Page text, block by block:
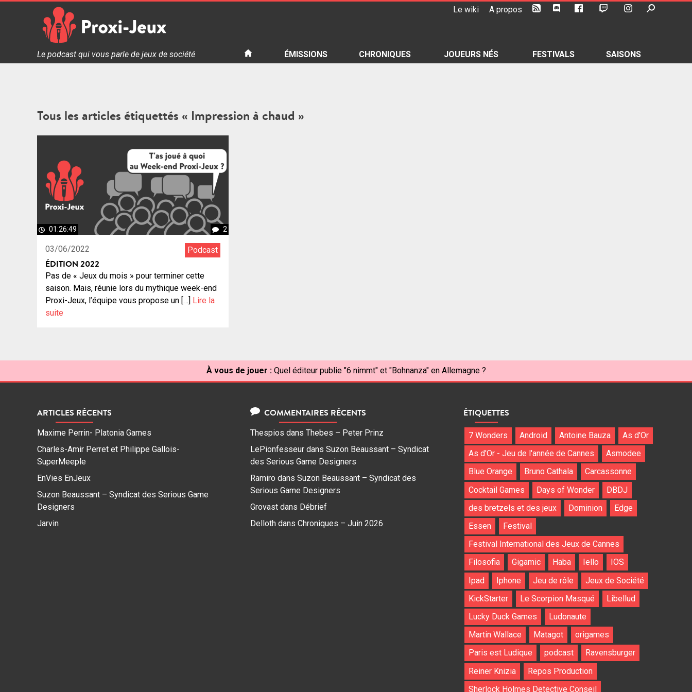
Le wiki A propos
Proxi Jeux - Le podcast qui vous parle de jeux de société
Le podcast qui vous parle de jeux de société ÉMISSIONS CHRONIQUES JOUEURS NÉS FESTIVALS SAISONS
Tous les articles étiquettés « Impression à chaud »
01:26:49 2
03/06/2022 Podcast
ÉDITION 2022
Pas de « Jeux du mois » pour terminer cette
saison. Mais, réunie lors du mythique week-end
Proxi-Jeux, l’équipe vous propose un […]
Lire la
suite
À vous de jouer : Quel éditeur publie "6 nimmt" et "Bohnanza" en Allemagne ?
ARTICLES RÉCENTS
Maxime Perrin- Platonia Games
Charles-Amir Perret et Philippe Gallois-
SuperMeeple
EnVies EnJeux
Suzon Beaussant – Syndicat des Serious Game
Designers
Jarvin
COMMENTAIRES RÉCENTS
Thespios dans Thebes – Peter Prinz
LePionfesseur dans Suzon Beaussant – Syndicat
des Serious Game Designers
Ramiro dans Suzon Beaussant – Syndicat des
Serious Game Designers
Grovast dans Débrief
Delloth dans Chroniques – Juin 2026
ÉTIQUETTES
7 Wonders Android Antoine Bauza
As d'Or
As d'Or - Jeu de l'année de Cannes
Asmodee
Blue Orange
Bruno Cathala
Carcassonne
Cocktail Games
Days of Wonder
DBDJ
des bretzels et des jeux
Dominion
Edge
Essen
Festival
Festival International des Jeux de Cannes
Filosofia
Gigamic Haba Iello
IOS
Ipad
Iphone Jeu de rôle
Jeux de Société
KickStarter
Le Scorpion Masqué
Libellud
Lucky Duck Games
Ludonaute
Martin Wallace
Matagot
origames
Paris est Ludique
podcast
Ravensburger
Reiner Knizia
Repos Production
Sherlock Holmes Detective Conseil